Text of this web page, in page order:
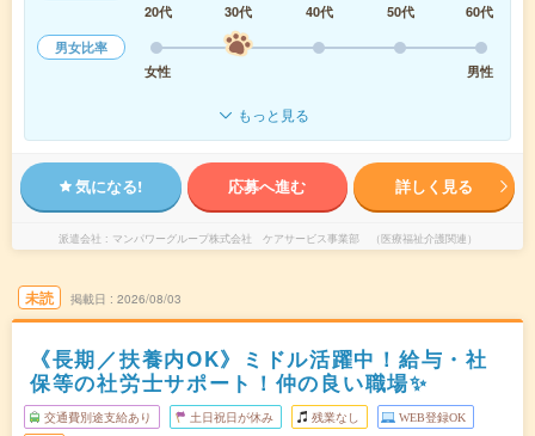
20代
30代 40代 50代
60代
男女比率
女性
男性
もっと見る
気になる! 応募へ進む 詳しく見る
派遣会社 マンパワーグループ株式会社 ケアサービス事業部 （医療福祉介護関連）
未読 掲載日 2026/08/03
《長期／扶養内OK》ミドル活躍中！給与・社
保等の社労士サポート！仲の良い職場✨
交通費別途支給あり 土日祝日が休み 残業なし WEB登録OK